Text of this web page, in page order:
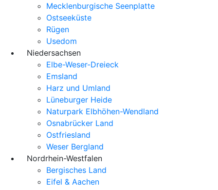
Mecklenburgische Seenplatte
Ostseeküste
Rügen
Usedom
Niedersachsen
Elbe-Weser-Dreieck
Emsland
Harz und Umland
Lüneburger Heide
Naturpark Elbhöhen-Wendland
Osnabrücker Land
Ostfriesland
Weser Bergland
Nordrhein-Westfalen
Bergisches Land
Eifel & Aachen